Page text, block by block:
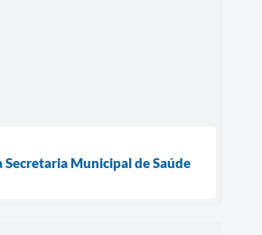
Secretaria Municipal de Saúde